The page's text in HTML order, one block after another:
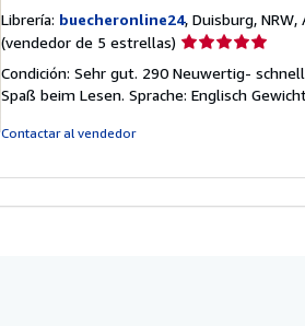
Librería: buecheronline24, Duisburg, NRW,
(vendedor de 5 estrellas) Calificación
vendedor:
5
Condición: Sehr gut. 290 Neuwertig-
Spaß beim Lesen. Sprache: Englisch
Contactar al vendedor